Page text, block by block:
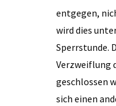
entgegen,
wird dies
Sperrstunde.
Verzweiflung
geschlossen
sich einen